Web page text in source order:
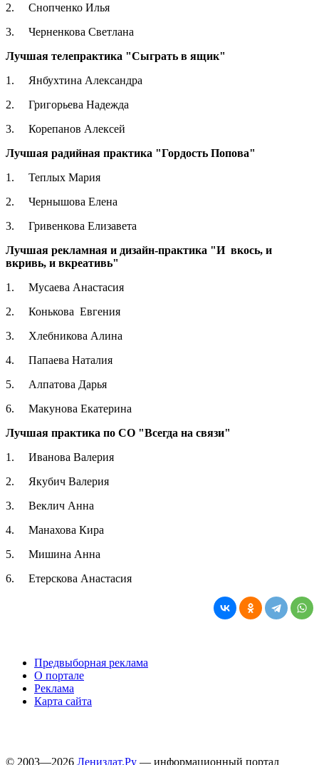
2. Снопченко Илья
3. Черненкова Светлана
Лучшая телепрактика "Сыграть в ящик"
1. Янбухтина Александра
2. Григорьева Надежда
3. Корепанов Алексей
Лучшая радийная практика "Гордость Попова"
1. Теплых Мария
2. Чернышова Елена
3. Гривенкова Елизавета
Лучшая рекламная и дизайн-практика "И вкось, и
вкривь, и вкреативь"
1. Мусаева Анастасия
2. Конькова Евгения
3. Хлебникова Алина
4. Папаева Наталия
5. Алпатова Дарья
6. Макунова Екатерина
Лучшая практика по СО "Всегда на связи"
1. Иванова Валерия
2. Якубич Валерия
3. Веклич Анна
4. Манахова Кира
5. Мишина Анна
6. Етерскова Анастасия
Предвыборная реклама
О портале
Реклама
Карта сайта
© 2003—2026 Лениздат.Ру — информационный портал